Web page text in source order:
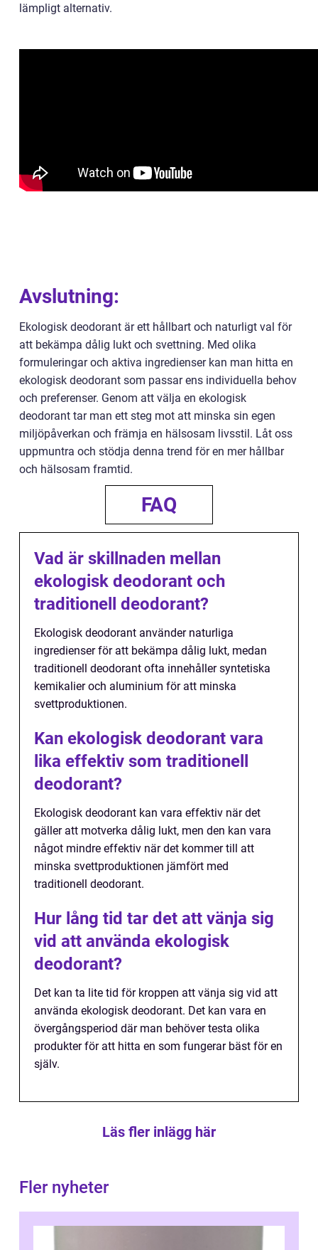
lämpligt alternativ.
Avslutning:
Ekologisk deodorant är ett hållbart och naturligt val för
att bekämpa dålig lukt och svettning. Med olika
formuleringar och aktiva ingredienser kan man hitta en
ekologisk deodorant som passar ens individuella behov
och preferenser. Genom att välja en ekologisk
deodorant tar man ett steg mot att minska sin egen
miljöpåverkan och främja en hälsosam livsstil. Låt oss
uppmuntra och stödja denna trend för en mer hållbar
och hälsosam framtid.
FAQ
Vad är skillnaden mellan
ekologisk deodorant och
traditionell deodorant?
Ekologisk deodorant använder naturliga
ingredienser för att bekämpa dålig lukt, medan
traditionell deodorant ofta innehåller syntetiska
kemikalier och aluminium för att minska
svettproduktionen.
Kan ekologisk deodorant vara
lika effektiv som traditionell
deodorant?
Ekologisk deodorant kan vara effektiv när det
gäller att motverka dålig lukt, men den kan vara
något mindre effektiv när det kommer till att
minska svettproduktionen jämfört med
traditionell deodorant.
Hur lång tid tar det att vänja sig
vid att använda ekologisk
deodorant?
Det kan ta lite tid för kroppen att vänja sig vid att
använda ekologisk deodorant. Det kan vara en
övergångsperiod där man behöver testa olika
produkter för att hitta en som fungerar bäst för en
själv.
Läs fler inlägg här
Fler nyheter